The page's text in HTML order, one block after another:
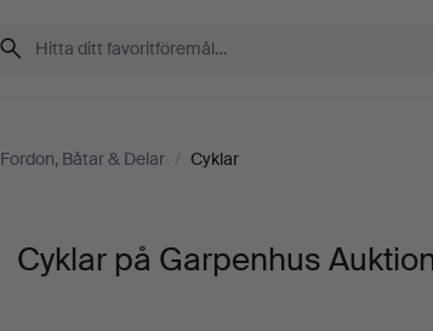
Fordon, Båtar & Delar / Cyklar
Cyklar på Garpenhus